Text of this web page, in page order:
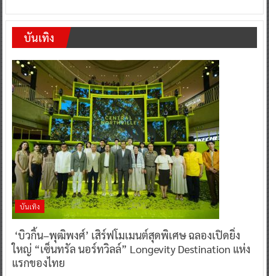
บันเทิง
บันเทิง
‘บิวกิ้น–พุฒิพงศ์’ เสิร์ฟโมเมนต์สุดพิเศษ ฉลองเปิดยิ่ง
ใหญ่ “เซ็นทรัล นอร์ทวิลล์” Longevity Destination แห่ง
แรกของไทย